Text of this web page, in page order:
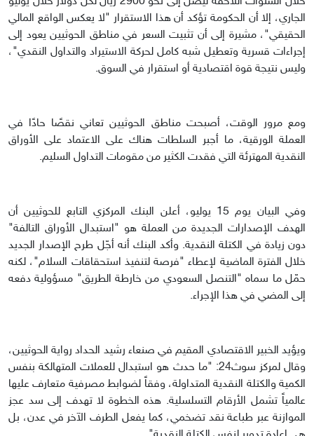
الجاري، إلا أن الحكومة تؤكد أن هذا الاستقرار "لا يعكس الواقع المالي
الحقيقي"، مشيرة إلى أن تثبيت السعر في مناطق الحوثيين يعود إلى
إجراءات قسرية وتعطيل شبه كامل لحركة الاستيراد والتداول النقدي"،
وليس نتيجة قوة اقتصادية أو استقرار في السوق.
ومع مرور الوقت، أصبحت مناطق الحوثيين تعاني نقصًا حادًا في
العملة الورقية، ما أجبر السلطات هناك على الاعتماد على الأوراق
النقدية المهترئة التي فقدت الكثير من مقومات التداول السليم.
وفي البيان يوم 15 يوليو، أعلن البنك المركزي التابع للحوثيين أن
الهدف الإصدارات الجديدة من العملة هو "استبدال الأوراق التالفة"
دون زيادة في الكتلة النقدية. وأكد البنك أنه أجّل طرح الإصدار الجديد
خلال الفترة الماضية لإعطاء "فرصة لتنفيذ استحقاقات السلام"، لكنه
حمّل ما سماه "التنصل السعودي من خارطة الطريق" مسؤولية دفعه
إلى المضي في هذا الإجراء.
ويؤيد الخبير الاقتصادي المقيم في صنعاء رشيد الحداد رواية الحوثيين،
وقال لمركز سوث24: "ما حدث هو استبدال للعملات المتهالكة بنفس
الكمية والكتلة النقدية المتداولة، وفقاً لضوابط مصرفية متعارف عليها
عالمياً تشمل الأرقام التسلسلية. هذه الخطوة لا تهدف إلى سد عجز
الموازنة عبر طباعة نقد تضخمي، كما يفعل الطرف الآخر في عدن، بل